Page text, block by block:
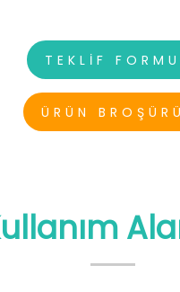
TEKLİF FORMU
ÜRÜN BROŞÜRÜ